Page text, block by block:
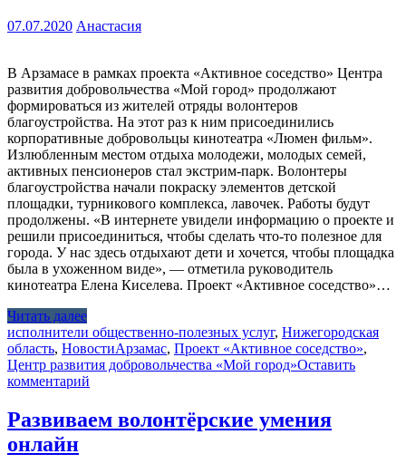
07.07.2020 Анастасия
В Арзамасе в рамках проекта «Активное соседство» Центра
развития добровольчества «Мой город» продолжают
формироваться из жителей отряды волонтеров
благоустройства. На этот раз к ним присоединились
корпоративные добровольцы кинотеатра «Люмен фильм».
Излюбленным местом отдыха молодежи, молодых семей,
активных пенсионеров стал экстрим-парк. Волонтеры
благоустройства начали покраску элементов детской
площадки, турникового комплекса, лавочек. Работы будут
продолжены. «В интернете увидели информацию о проекте и
решили присоединиться, чтобы сделать что-то полезное для
города. У нас здесь отдыхают дети и хочется, чтобы площадка
была в ухоженном виде», — отметила руководитель
кинотеатра Елена Киселева. Проект «Активное соседство»…
Читать далее
исполнители общественно-полезных услуг, Нижегородская
область, НовостиАрзамас, Проект «Активное соседство»,
Центр развития добровольчества «Мой город»Оставить
комментарий
Развиваем волонтёрские умения
онлайн